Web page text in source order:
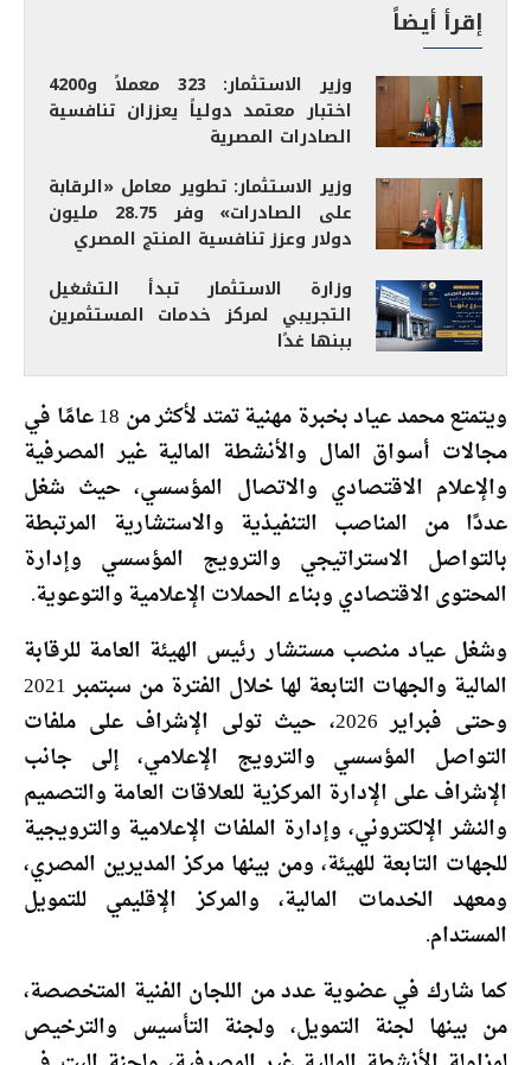
إقرأ أيضاً
وزير الاستثمار: 323 معملاً و4200
اختبار معتمد دولياً يعززان تنافسية
الصادرات المصرية
وزير الاستثمار: تطوير معامل «الرقابة
على الصادرات» وفر 28.75 مليون
دولار وعزز تنافسية المنتج المصري
وزارة الاستثمار تبدأ التشغيل
التجريبي لمركز خدمات المستثمرين
ببنها غدًا
ويتمتع محمد عياد بخبرة مهنية تمتد لأكثر من 18 عامًا في
مجالات أسواق المال والأنشطة المالية غير المصرفية
والإعلام الاقتصادي والاتصال المؤسسي، حيث شغل
عددًا من المناصب التنفيذية والاستشارية المرتبطة
بالتواصل الاستراتيجي والترويج المؤسسي وإدارة
المحتوى الاقتصادي وبناء الحملات الإعلامية والتوعوية.
وشغل عياد منصب مستشار رئيس الهيئة العامة للرقابة
المالية والجهات التابعة لها خلال الفترة من سبتمبر 2021
وحتى فبراير 2026، حيث تولى الإشراف على ملفات
التواصل المؤسسي والترويج الإعلامي، إلى جانب
الإشراف على الإدارة المركزية للعلاقات العامة والتصميم
والنشر الإلكتروني، وإدارة الملفات الإعلامية والترويجية
للجهات التابعة للهيئة، ومن بينها مركز المديرين المصري،
ومعهد الخدمات المالية، والمركز الإقليمي للتمويل
المستدام.
كما شارك في عضوية عدد من اللجان الفنية المتخصصة،
من بينها لجنة التمويل، ولجنة التأسيس والترخيص